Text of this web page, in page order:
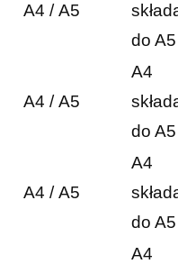
A4 / A5
do A5
A4 / A5
A4
do A5
A4 / A5
A4
do A5
A4